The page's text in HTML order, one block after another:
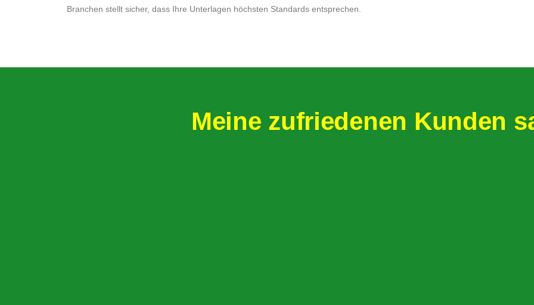
Branchen stellt sicher, dass Ihre Unterlagen höchsten Standards entsprechen.
Meine zufriedenen Kunden